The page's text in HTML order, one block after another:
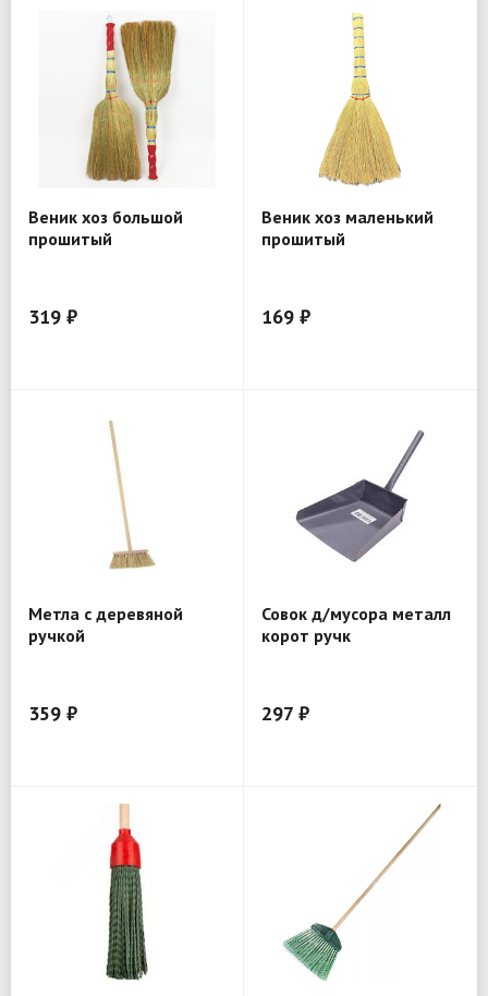
Веник хоз большой
прошитый
319 ₽
Веник хоз маленький
прошитый
169 ₽
Метла с деревяной
ручкой
359 ₽
Совок д/мусора металл
корот ручк
297 ₽